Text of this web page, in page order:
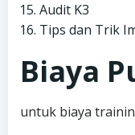
Audit K3
Tips dan Trik
Biaya
untuk biaya